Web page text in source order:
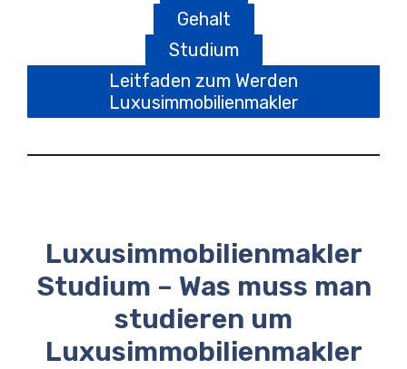
Gehalt
Studium
Leitfaden zum Werden
Luxusimmobilienmakler
Luxusimmobilienmakler
Studium – Was muss man
studieren um
Luxusimmobilienmakler